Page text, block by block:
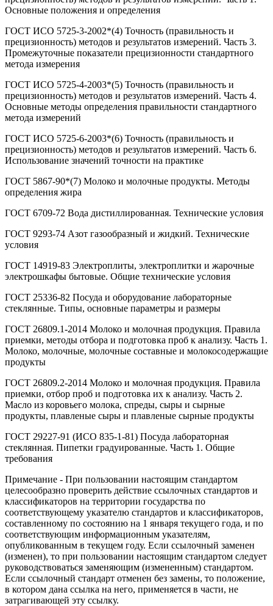
Основные положения и определения
ГОСТ ИСО 5725-3-2002*(4) Точность (правильность и
прецизионность) методов и результатов измерений. Часть 3.
Промежуточные показатели прецизионности стандартного
метода измерения
ГОСТ ИСО 5725-4-2003*(5) Точность (правильность и
прецизионность) методов и результатов измерений. Часть 4.
Основные методы определения правильности стандартного
метода измерений
ГОСТ ИСО 5725-6-2003*(6) Точность (правильность и
прецизионность) методов и результатов измерений. Часть 6.
Использование значений точности на практике
ГОСТ 5867-90*(7) Молоко и молочные продукты. Методы
определения жира
ГОСТ 6709-72 Вода дистиллированная. Технические условия
ГОСТ 9293-74 Азот газообразный и жидкий. Технические
условия
ГОСТ 14919-83 Электроплиты, электроплитки и жарочные
электрошкафы бытовые. Общие технические условия
ГОСТ 25336-82 Посуда и оборудование лабораторные
стеклянные. Типы, основные параметры и размеры
ГОСТ 26809.1-2014 Молоко и молочная продукция. Правила
приемки, методы отбора и подготовка проб к анализу. Часть 1.
Молоко, молочные, молочные составные и молокосодержащие
продукты
ГОСТ 26809.2-2014 Молоко и молочная продукция. Правила
приемки, отбор проб и подготовка их к анализу. Часть 2.
Масло из коровьего молока, спреды, сыры и сырные
продукты, плавленые сыры и плавленые сырные продукты
ГОСТ 29227-91 (ИСО 835-1-81) Посуда лабораторная
стеклянная. Пипетки градуированные. Часть 1. Общие
требования
Примечание - При пользовании настоящим стандартом
целесообразно проверить действие ссылочных стандартов и
классификаторов на территории государства по
соответствующему указателю стандартов и классификаторов,
составленному по состоянию на 1 января текущего года, и по
соответствующим информационным указателям,
опубликованным в текущем году. Если ссылочный заменен
(изменен), то при пользовании настоящим стандартом следует
руководствоваться заменяющим (измененным) стандартом.
Если ссылочный стандарт отменен без замены, то положение,
в котором дана ссылка на него, применяется в части, не
затрагивающей эту ссылку.